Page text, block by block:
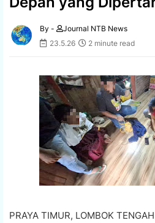
By -
Journal NTB News
23.5.26
2 minute read
PRAYA TIMUR, LOMBOK